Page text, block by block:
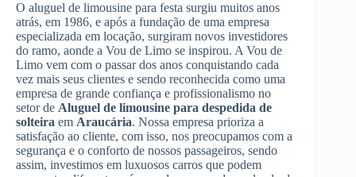
O aluguel de limousine para festa surgiu muitos anos
atrás, em 1986, e após a fundação de uma empresa
especializada em locação, surgiram novos investidores
do ramo, aonde a Vou de Limo se inspirou. A Vou de
Limo vem com o passar dos anos conquistando cada
vez mais seus clientes e sendo reconhecida como uma
empresa de grande confiança e profissionalismo no
setor de Aluguel de limousine para despedida de
solteira em Araucária. Nossa empresa prioriza a
satisfação ao cliente, com isso, nos preocupamos com a
segurança e o conforto de nossos passageiros, sendo
assim, investimos em luxuosos carros que podem